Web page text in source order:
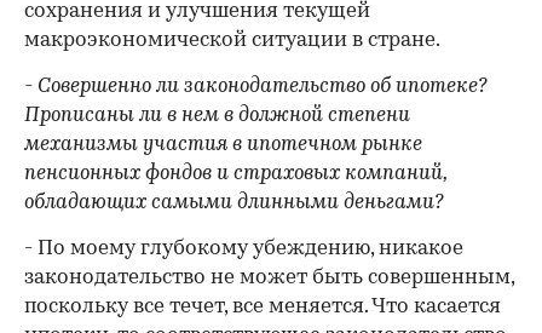
сохранения и улучшения текущей
макроэкономической ситуации в стране.
- Совершенно ли законодательство об ипотеке?
Прописаны ли в нем в должной степени
механизмы участия в ипотечном рынке
пенсионных фондов и страховых компаний,
обладающих самыми длинными деньгами?
- По моему глубокому убеждению, никакое
законодательство не может быть совершенным,
поскольку все течет, все меняется. Что касается